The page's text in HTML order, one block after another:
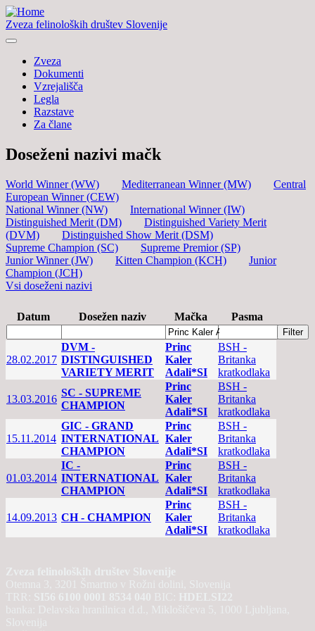
Zveza felinoloških društev Slovenije
Zveza
Dokumenti
Vzrejališča
Legla
Razstave
Za člane
Doseženi nazivi mačk
World Winner (WW) Mediterranean Winner (MW)
Central
European Winner (CEW)
National Winner (NW)
International Winner (IW)
Distinguished Merit (DM)
Distinguished Variety Merit
(DVM)
Distinguished Show Merit (DSM)
Supreme Champion (SC)
Supreme Premior (SP)
Junior Winner (JW)
Kitten Champion (KCH)
Junior
Champion (JCH)
Vsi doseženi nazivi
Datum Dosežen naziv Mačka Pasma
28.02.2017
DVM -
DISTINGUISHED
VARIETY MERIT
Princ
Kaler
Adali*SI
BSH -
Britanka
kratkodlaka
13.03.2016
SC - SUPREME
CHAMPION
Princ
Kaler
Adali*SI
BSH -
Britanka
kratkodlaka
15.11.2014
GIC - GRAND
INTERNATIONAL
CHAMPION
Princ
Kaler
Adali*SI
BSH -
Britanka
kratkodlaka
01.03.2014
IC -
INTERNATIONAL
CHAMPION
Princ
Kaler
Adali*SI
BSH -
Britanka
kratkodlaka
14.09.2013 CH - CHAMPION
Princ
Kaler
Adali*SI
BSH -
Britanka
kratkodlaka